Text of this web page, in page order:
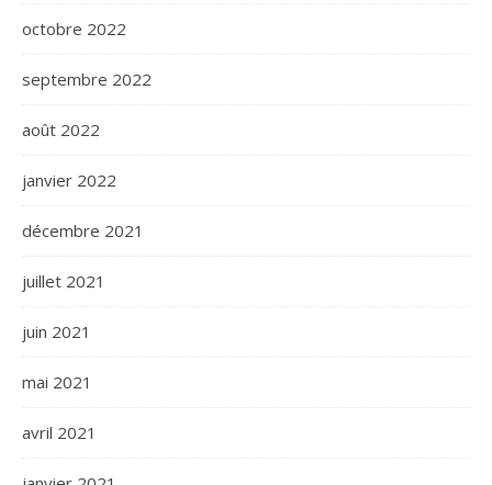
octobre 2022
septembre 2022
août 2022
janvier 2022
décembre 2021
juillet 2021
juin 2021
mai 2021
avril 2021